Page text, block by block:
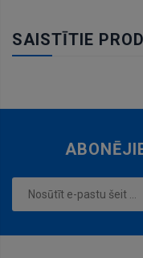
SAISTĪTIE